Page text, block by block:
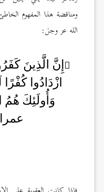
ومناقضة هذا المفهوم
الله عز وجل:
إِنَّ الَّذِينَ
ازْدَادُوا
وَأُولَئِكَ هُمُ